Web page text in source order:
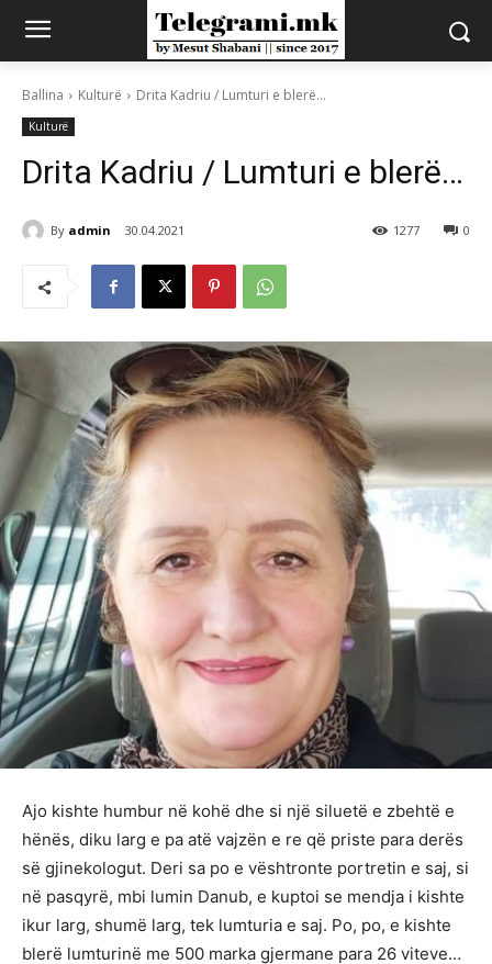
Ballina Kulturë Drita Kadriu / Lumturi e blerë…
Kulturë
Drita Kadriu / Lumturi e blerë…
By admin 30.04.2021 0
1277
Ajo kishte humbur në kohë dhe si një siluetë e zbehtë e
hënës, diku larg e pa atë vajzën e re që priste para derës
së gjinekologut. Deri sa po e vështronte portretin e saj, si
në pasqyrë, mbi lumin Danub, e kuptoi se mendja i kishte
ikur larg, shumë larg, tek lumturia e saj. Po, po, e kishte
blerë lumturinë me 500 marka gjermane para 26 viteve…